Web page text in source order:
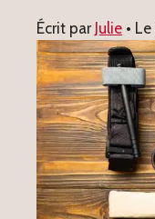
Écrit par Julie • Le